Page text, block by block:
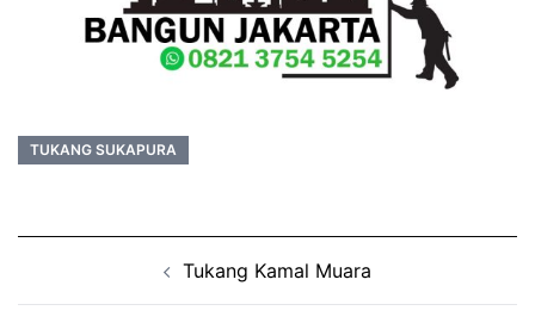
TUKANG SUKAPURA
Tukang Kamal Muara